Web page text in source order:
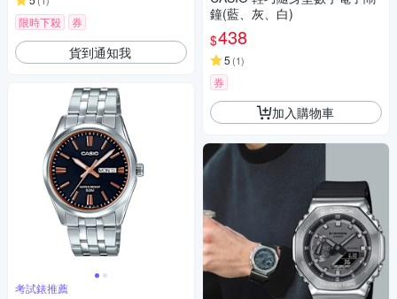
限時下殺 券
貨到通知我
考試錶推薦
鐘(藍、灰、白)
$438
5 (1)
券
加入購物車